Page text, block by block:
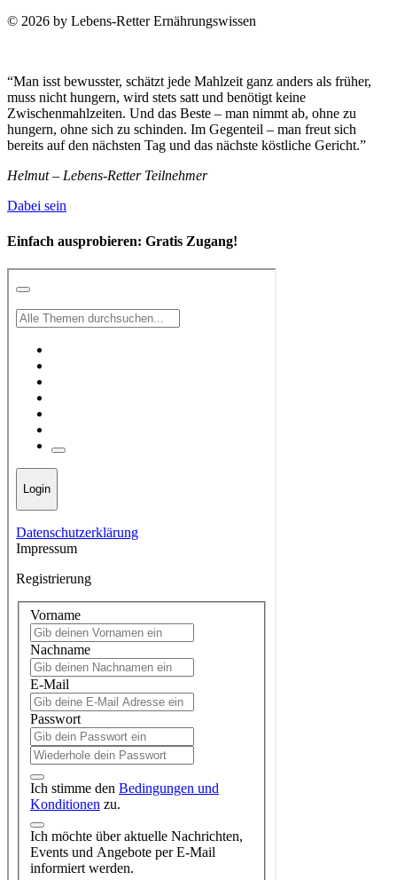
© 2026 by Lebens-Retter Ernährungswissen
“Man isst bewusster, schätzt jede Mahlzeit ganz anders als früher,
muss nicht hungern, wird stets satt und benötigt keine
Zwischenmahlzeiten. Und das Beste – man nimmt ab, ohne zu
hungern, ohne sich zu schinden. Im Gegenteil – man freut sich
bereits auf den nächsten Tag und das nächste köstliche Gericht.”
Helmut – Lebens-Retter Teilnehmer
Dabei sein
Einfach ausprobieren: Gratis Zugang!